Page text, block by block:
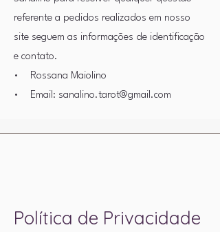
referente a pedidos realizados em nosso
site seguem as informações de identificação
e contato.
• Rossana Maiolino
• Email: sanalino.tarot@gmail.com
Política de Privacidade